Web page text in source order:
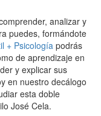
analizar y
puedes, formándote
+ Psicología podrás
de aprendizaje en
y explicar sus
en nuestro decálogo
esta doble
José Cela.